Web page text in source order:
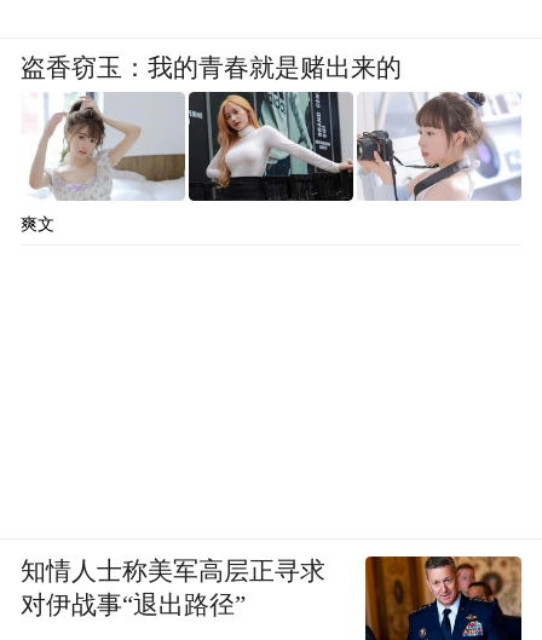
盗香窃玉：我的青春就是赌出来的
爽文
知情人士称美军高层正寻求
对伊战事“退出路径”